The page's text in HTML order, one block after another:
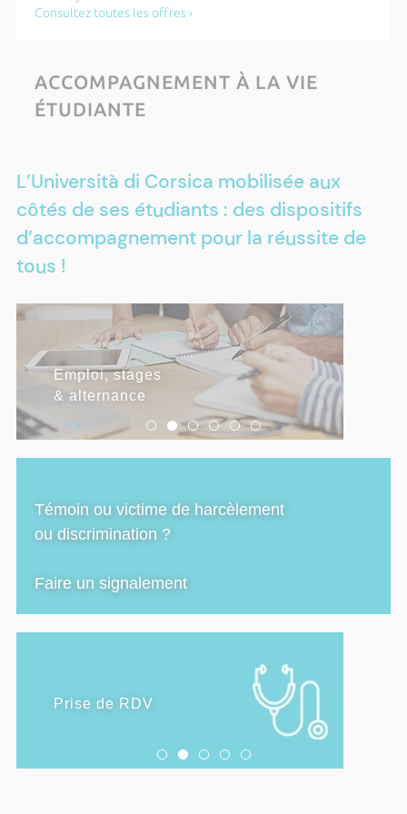
Roisin Lambert
Du lundi 20 juillet 2026 au samedi 31 octobre 2026
Etudiants, déclarez votre situation sur
Consultez toutes les offres ›
ACCOMPAGNEMENT À LA VIE
ÉTUDIANTE
L’Università di Corsica mobilisée aux
côtés de ses étudiants : des dispositifs
d’accompagnement pour la réussite de
tous !
RÉUSSITE & INSERTION
PROFESSIONNELLE
Emploi, stages
& alternance
Contrat pédagogique de
Réussite
Pôle Pépite
Contrat d'apprentissage
Certifications
Témoin ou victime de harcèlement
ou discrimination ?
Faire un signalement
SANTÉ
Prise de RDV
Consulter un psychologue
Santé sexuelle
Forme et santé diététique